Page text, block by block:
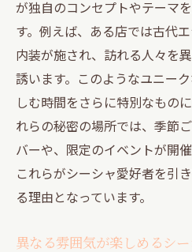
が独自のコンセプトやテーマ
す。例えば、ある店では古代
内装が施され、訪れる人々を
誘います。このようなユニー
しむ時間をさらに特別なもの
れらの秘密の場所では、季節
バーや、限定のイベントが開
これらがシーシャ愛好者を引
る理由となっています。
異なる雰囲気が楽しめるシ